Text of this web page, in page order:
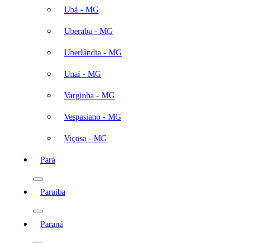
Ubá - MG
Uberaba - MG
Uberlândia - MG
Unaí - MG
Varginha - MG
Vespasiano - MG
Viçosa - MG
Pará
Paraíba
Paraná